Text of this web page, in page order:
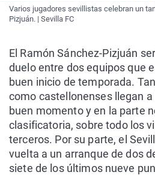
Varios jugadores sevillistas celebran un
Pizjuán. | Sevilla FC
El Ramón Sánchez-Pizjuán
duelo entre dos equipos que
buen inicio de temporada.
como castellonenses llegan
buen momento y en la parte
clasificatoria, sobre todo los
terceros. Por su parte, el
vuelta a un arranque de dos
siete de los últimos nueve